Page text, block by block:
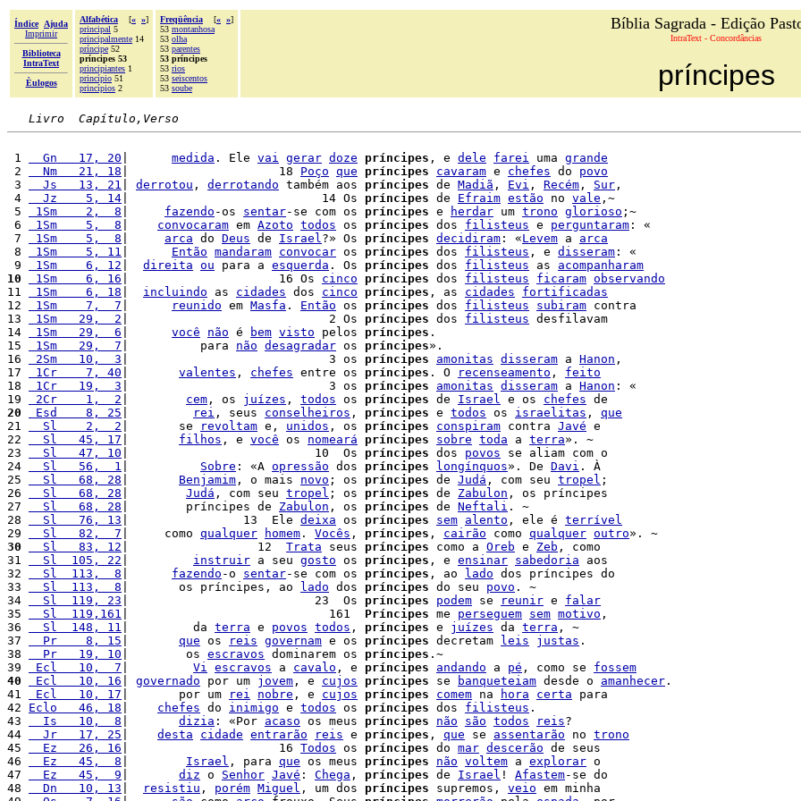
Índice
Ajuda
Imprimir
Biblioteca
IntraText
Èulogos
Alfabética [« »]
principal 5
principalmente 14
príncipe 52
príncipes 53
principiantes 1
princípio 51
princípios 2
Freqüência [« »]
53 montanhosa
53 olha
53 parentes
53 príncipes
53 rios
53 seiscentos
53 soube
Bíblia Sagrada - Edição
IntraText - Concordâncias
príncipes
Livro  Capítulo,Verso
1
  Gn   17, 20
medida . Ele vai gerar doze príncipes , e dele farei uma grande
2
  Nm   21, 18
|                     18 Poço que príncipes cavaram e chefes do povo
3
  Js   13, 21
derrotou , derrotando também aos príncipes de Madiã , Evi , Recém , Sur ,
4
  Jz    5, 14
|                           14 Os príncipes de Efraim estão no vale ,~
5
1Sm    2,  8 fazendo -os sentar-se com os príncipes e herdar um trono glorioso ;~
6
1Sm    5,  8 convocaram em Azoto todos os príncipes dos filisteus e perguntaram : «
7
1Sm    5,  8 arca do Deus de Israel?» Os príncipes decidiram : «Levem a arca
8
1Sm    5, 11 Então mandaram convocar os príncipes dos filisteus , e disseram : «
9
1Sm    6, 12 direita ou para a esquerda . Os príncipes dos filisteus as acompanharam
10
1Sm    6, 16 |                     16 Os cinco príncipes dos filisteus ficaram observando
11
1Sm    6, 18 incluindo as cidades dos cinco príncipes , as cidades
fortificadas
12
1Sm    7,  7 reunido em Masfa . Então os príncipes dos filisteus subiram contra
13
1Sm   29,  2 |                            2 Os príncipes dos filisteus desfilavam
14
1Sm   29,  6 você não é bem visto pelos príncipes .
15
1Sm   29,  7 |          para não desagradar os príncipes».
16
2Sm   10,  3 |                            3 os príncipes amonitas disseram a Hanon ,
17
1Cr    7, 40 valentes , chefes entre os príncipes . O recenseamento , feito
18
1Cr   19,  3 |                            3 os príncipes amonitas disseram a Hanon : «
19
2Cr    1,  2 cem , os juízes , todos os príncipes de Israel e os chefes
20
Esd    8, 25 rei , seus conselheiros , príncipes e todos os israelitas , que
21
  Sl    2,  2
|       se revoltam e, unidos , os príncipes conspiram contra Javé e
22
  Sl   45, 17
filhos , e você os nomeará príncipes sobre toda a terra». ~
23
  Sl   47, 10
|                          10  Os príncipes dos povos se aliam com o
24
  Sl   56,  1
Sobre : «A opressão dos príncipes longínquos». De Davi . À
25
  Sl   68, 28
Benjamim , o mais novo ; os príncipes de Judá , com seu tropel ;
26
  Sl   68, 28
Judá , com seu tropel ; os príncipes de Zabulon , os príncipes
27
  Sl   68, 28
|        príncipes de Zabulon , os príncipes de Neftali . ~
28
  Sl   76, 13
|                13  Ele deixa os príncipes sem alento , ele é terrível
29
  Sl   82,  7
|     como qualquer homem . Vocês , príncipes , cairão como qualquer outro
30
  Sl   83, 12
|                  12 Trata seus príncipes como a Oreb e Zeb , como
31
  Sl  105, 22
instruir a seu gosto os príncipes , e ensinar sabedoria aos
32
  Sl  113,  8
fazendo -o sentar-se com os príncipes , ao lado dos príncipes do
33
  Sl  113,  8
|       os príncipes, ao lado dos príncipes do seu povo . ~
34
  Sl  119, 23
|                          23  Os príncipes podem se reunir e falar
35
  Sl  119,161
|                            161 Príncipes me perseguem sem motivo ,
36
  Sl  148, 11
|         da terra e povos todos , príncipes e juízes da terra , ~
37
  Pr    8, 15
que os reis governam e os príncipes decretam leis justas .
38
  Pr   19, 10
|        os escravos dominarem os príncipes .~
39
Ecl   10,  7 Vi escravos a cavalo , e príncipes andando a pé , como se fossem
40
Ecl   10, 16 governado por um jovem , e cujos príncipes se banqueteiam desde o amanhecer .
41
Ecl   10, 17 |       por um rei nobre , e cujos príncipes comem na hora certa para
42 Eclo   46, 18 chefes do inimigo e todos os príncipes dos filisteus .
43
  Is   10,  8
dizia : «Por acaso os meus príncipes não são todos reis?
44
  Jr   17, 25
desta cidade entrarão reis e príncipes , que se assentarão no trono
45
  Ez   26, 16
|                     16 Todos os príncipes do mar descerão de seus
46
  Ez   45,  8
Israel , para que os meus príncipes não voltem a explorar o
47
  Ez   45,  9
diz o Senhor Javé : Chega , príncipes de Israel ! Afastem-se do
48
  Dn   10, 13
resistiu , porém Miguel , um dos príncipes supremos, veio em minha